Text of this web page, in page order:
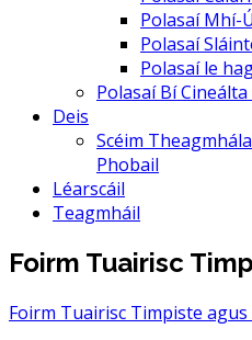
Polasaí Mhí-
Polasaí
Polasaí le
Polasaí Bí Cineálta
Deis
Scéim
Phobail
Léarscáil
Teagmháil
Foirm Tuairisc
Foirm Tuairisc Timpiste agus